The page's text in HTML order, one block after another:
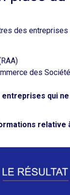
des entreprises
des
qui
relative